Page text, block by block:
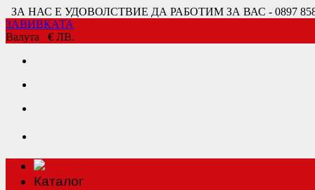
ЗА НАС Е УДОВОЛСТВИЕ ДА РАБОТИМ ЗА ВАС - 0897 858
ЗАВИВКАТА
Валута € ЛВ.
Каталог